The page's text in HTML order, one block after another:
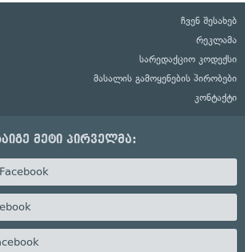
ჩვენ შესახებ
რეკლამა
სარედაქციო კოდექსი
მასალის გამოყენების პირობები
კონტაქტი
მეტი პირველმა:
Facebook